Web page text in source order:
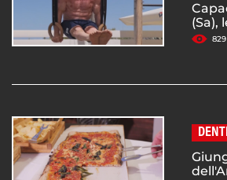
(Sa),
829